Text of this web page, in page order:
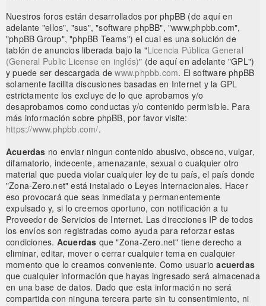
Nuestros foros están desarrollados por phpBB (de aquí en
adelante "ellos", "sus", "software phpBB", "www.phpbb.com",
"phpBB Group", "phpBB Teams") el cual es una solución de
tablón de anuncios liberada bajo la "Licencia Pública General
(General Public License en inglés)" (de aquí en adelante "GPL")
y puede ser descargada dewww.phpbb.com. El software phpBB
solamente facilita discusiones basadas en Internet y la GPL
estrictamente los excluye de lo que aprobamos y/o
desaprobamos como conductas y/o contenido permisible. Para
más información sobre phpBB, por favor visite:
https://www.phpbb.com/.
Acuerdas no enviar ningun contenido abusivo, obsceno, vulgar,
difamatorio, indecente, amenazante, sexual o cualquier otro
material que pueda violar cualquier ley de tu país, el país donde
"Zona-Zero.net" está instalado o Leyes Internacionales. Hacer
eso provocará que seas inmediata y permanentemente
expulsado y, si lo creemos oportuno, con notificación a tu
Proveedor de Servicios de Internet. Las direcciones IP de todos
los envíos son registradas como ayuda para reforzar estas
condiciones. Acuerdas que "Zona-Zero.net" tiene derecho a
eliminar, editar, mover o cerrar cualquier tema en cualquier
momento que lo creamos conveniente. Como usuarioacuerdas
que cualquier información que hayas ingresado será almacenada
en una base de datos. Dado que esta información no será
compartida con ninguna tercera parte sin tu consentimiento, ni